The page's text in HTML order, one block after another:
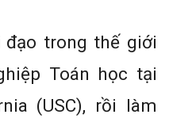
trong thế giới
Toán học tại
(USC), rồi làm